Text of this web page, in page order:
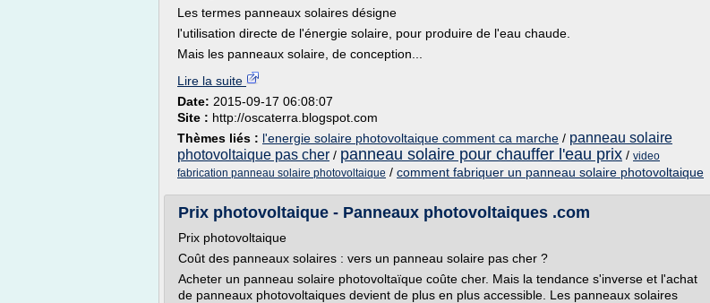
Les termes panneaux solaires désigne
l'utilisation directe de l'énergie solaire, pour produire de l'eau chaude.
Mais les panneaux solaire, de conception...
Lire la suite
Date: 2015-09-17 06:08:07
Site : http://oscaterra.blogspot.com
Thèmes liés : l'energie solaire photovoltaique comment ca marche / panneau solaire
photovoltaique pas cher / panneau solaire pour chauffer l'eau prix / video
fabrication panneau solaire photovoltaique / comment fabriquer un panneau solaire photovoltaique
Prix photovoltaique - Panneaux photovoltaiques .com
Prix photovoltaique
Coût des panneaux solaires : vers un panneau solaire pas cher ?
Acheter un panneau solaire photovoltaïque coûte cher. Mais la tendance s'inverse et l'achat
de panneaux photovoltaiques devient de plus en plus accessible. Les panneaux solaires